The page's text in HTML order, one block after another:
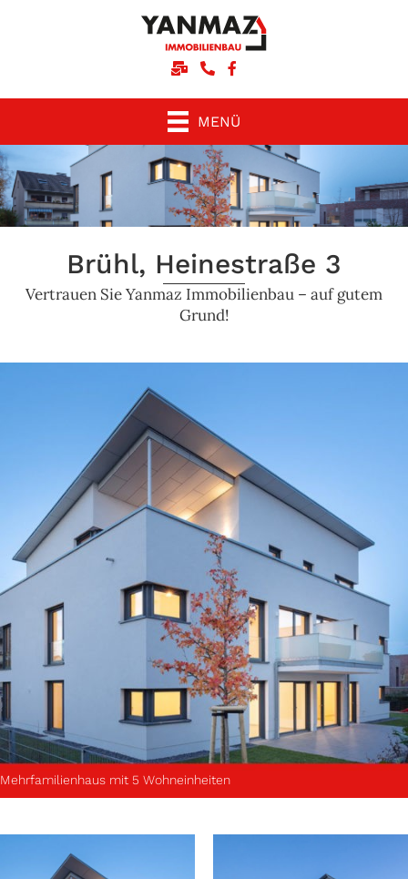
Schreiben Sie uns eine E-Mail
Rufen Sie uns an
Unsere facebook-Seite
MENÜ
Brühl, Heinestraße 3
Vertrauen Sie Yanmaz Immobilienbau – auf gutem
Grund!
Mehrfamilienhaus mit 5 Wohneinheiten